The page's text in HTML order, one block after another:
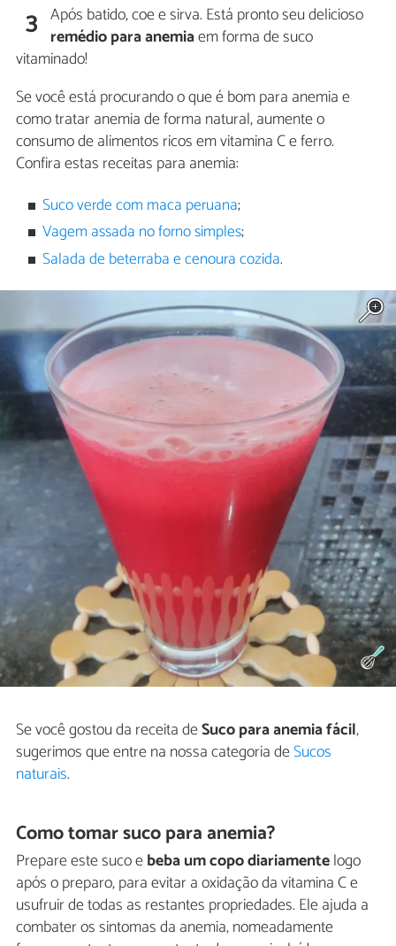
3 Após batido, coe e sirva. Está pronto seu delicioso
remédio para anemiaem forma de suco
vitaminado!
Se você está procurando o que é bom para anemia e
como tratar anemia de forma natural, aumente o
consumo de alimentos ricos em vitamina C e ferro.
Confira estas receitas para anemia:
Suco verde com maca peruana;
Vagem assada no forno simples;
Salada de beterraba e cenoura cozida.
Se você gostou da receita deSuco para anemia fácil,
sugerimos que entre na nossa categoria deSucos
naturais.
Como tomar suco para anemia?
Prepare este suco ebeba um copo diariamentelogo
após o preparo, para evitar a oxidação da vitamina C e
usufruir de todas as restantes propriedades. Ele ajuda a
combater os sintomas da anemia, nomeadamente